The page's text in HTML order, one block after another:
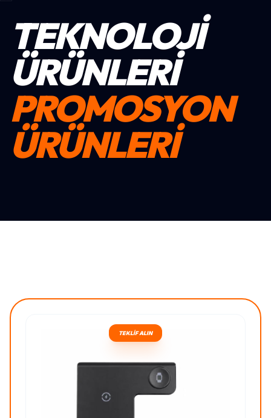
TEKNOLOJI
ÜRÜNLERI
PROMOSYON
ÜRÜNLERİ
TEKLİF ALIN